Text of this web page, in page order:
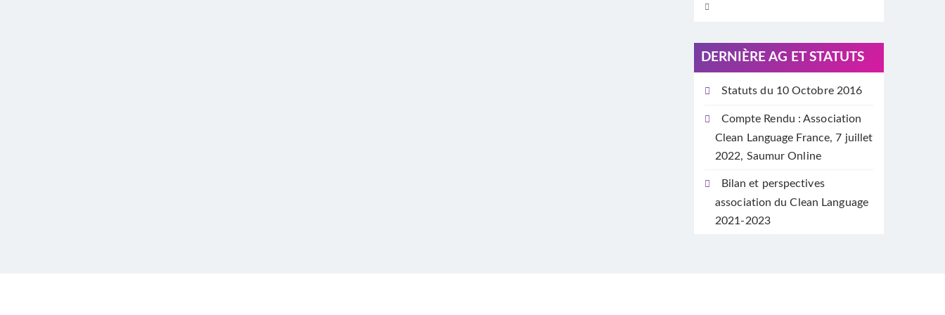
DERNIÈRE AG ET STATUTS
Statuts du 10 Octobre 2016
Compte Rendu : Association
Clean Language France, 7 juillet
2022, Saumur Online
Bilan et perspectives
association du Clean Language
2021-2023